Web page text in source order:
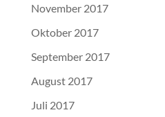
November 2017
Oktober 2017
September 2017
August 2017
Juli 2017